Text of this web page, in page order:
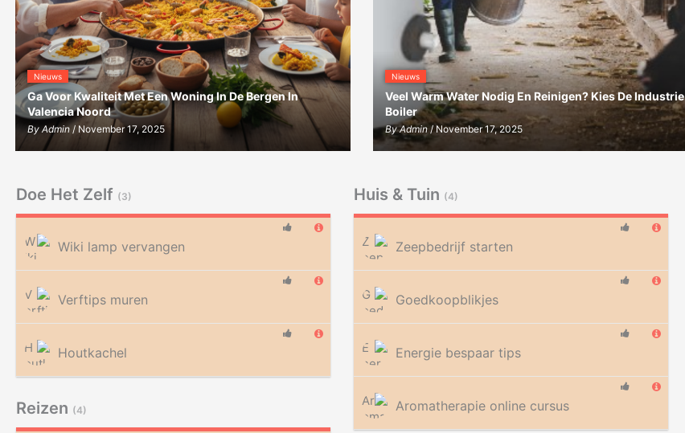
Nieuws
Ga Voor Kwaliteit Met Een Woning In De Bergen In
Valencia Noord
ByAdmin / November 17, 2025
Nieuws
Veel Warm Water Nodig En Reinigen? Kies De Industrie
Boiler
ByAdmin/ November 17, 2025
Doe Het Zelf (3)
Wiki lamp vervangen
Verftips muren
Houtkachel
Huis & Tuin (4)
Zeepbedrijf starten
Goedkoopblikjes
Energie bespaar tips
Aromatherapie online cursus
Reizen (4)